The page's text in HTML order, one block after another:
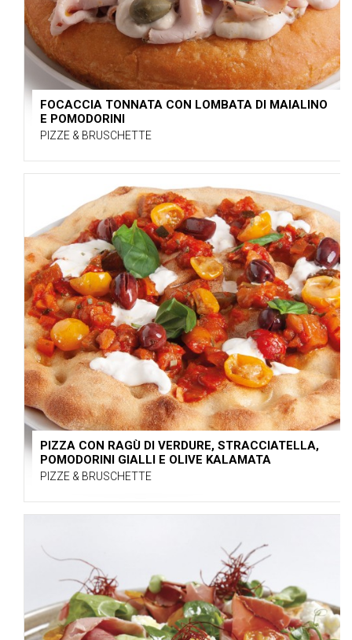
FOCACCIA TONNATA CON LOMBATA DI MAIALINO
E POMODORINI
PIZZE & BRUSCHETTE
PIZZA CON RAGÙ DI VERDURE, STRACCIATELLA,
POMODORINI GIALLI E OLIVE KALAMATA
PIZZE & BRUSCHETTE